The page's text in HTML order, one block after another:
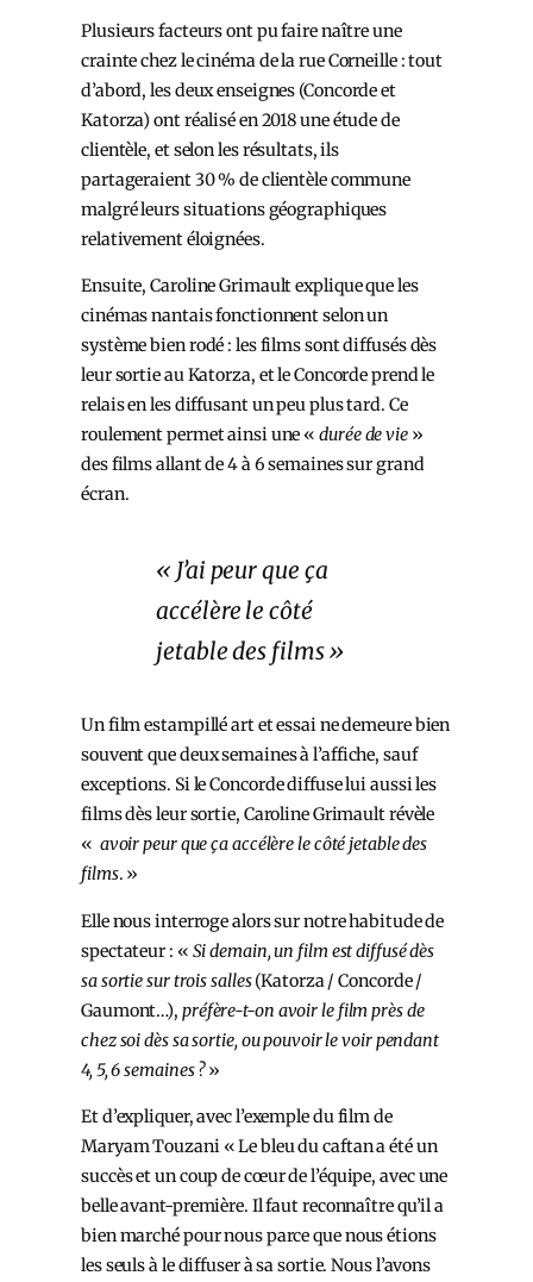
Plusieurs facteurs ont pu faire naître une
crainte chez le cinéma de la rue Corneille : tout
d’abord, les deux enseignes (Concorde et
Katorza) ont réalisé en 2018 une étude de
clientèle, et selon les résultats, ils
partageraient 30 % de clientèle commune
malgré leurs situations géographiques
relativement éloignées.
Ensuite, Caroline Grimault explique que les
cinémas nantais fonctionnent selon un
système bien rodé : les films sont diffusés dès
leur sortie au Katorza, et le Concorde prend le
relais en les diffusant un peu plus tard. Ce
roulement permet ainsi une «durée de vie»
des films allant de 4 à 6 semaines sur grand
écran.
« J’ai peur que ça
accélère le côté
jetable des films »
Un film estampillé art et essai ne demeure bien
souvent que deux semaines à l’affiche, sauf
exceptions. Si le Concorde diffuse lui aussi les
films dès leur sortie, Caroline Grimault révèle
« avoir peur que ça accélère le côté jetable des
films. »
Elle nous interroge alors sur notre habitude de
spectateur : « Si demain, un film est diffusé dès
sa sortie sur trois salles(Katorza / Concorde /
Gaumont…), préfère-t-on avoir le film près de
chez soi dès sa sortie, ou pouvoir le voir pendant
4, 5, 6 semaines ?»
Et d’expliquer, avec l’exemple du film de
Maryam Touzani « Le bleu du caftan a été un
succès et un coup de cœur de l’équipe, avec une
belle avant-première. Il faut reconnaître qu’il a
bien marché pour nous parce que nous étions
les seuls à le diffuser à sa sortie. Nous l’avons